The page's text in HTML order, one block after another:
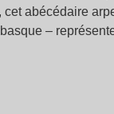
cet abécédaire
–